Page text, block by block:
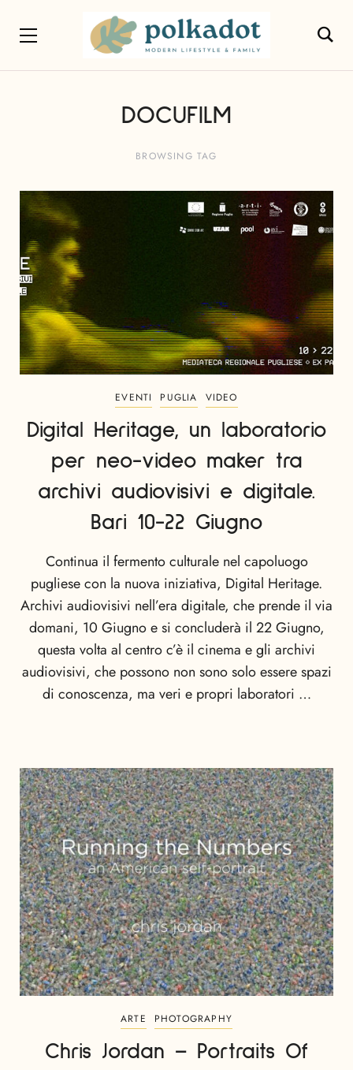
DOCUFILM
BROWSING TAG
EVENTI PUGLIA VIDEO
Digital Heritage, un laboratorio
per neo-video maker tra
archivi audiovisivi e digitale.
Bari 10-22 Giugno
Continua il fermento culturale nel capoluogo
pugliese con la nuova iniziativa, Digital Heritage.
Archivi audiovisivi nell’era digitale, che prende il via
domani, 10 Giugno e si concluderà il 22 Giugno,
questa volta al centro c’è il cinema e gli archivi
audiovisivi, che possono non sono solo essere spazi
di conoscenza, ma veri e propri laboratori …
ARTE PHOTOGRAPHY
Chris Jordan – Portraits Of